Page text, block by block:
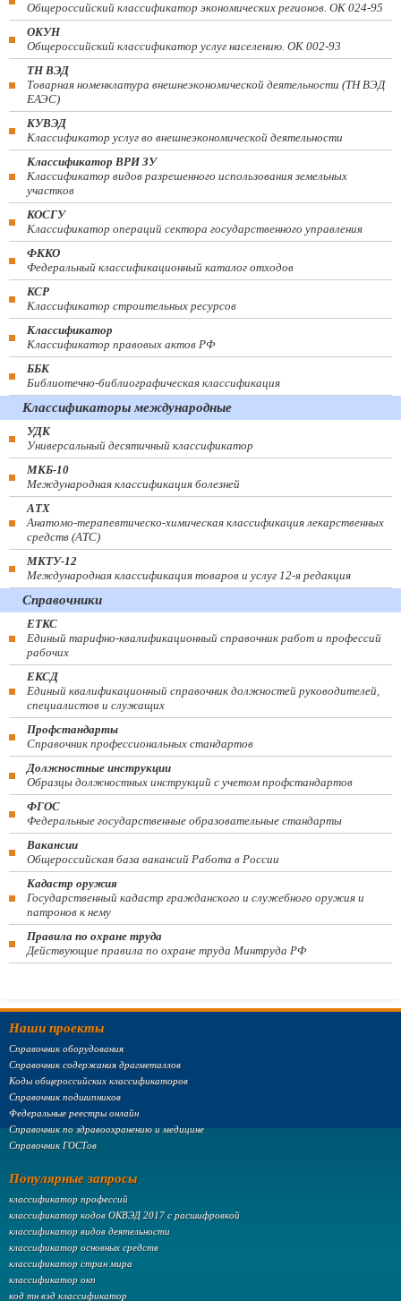
Общероссийский классификатор экономических регионов. ОК 024-95
ОКУН
Общероссийский классификатор услуг населению. ОК 002-93
ТН ВЭД
Товарная номенклатура внешнеэкономической деятельности (ТН ВЭД
ЕАЭС)
КУВЭД
Классификатор услуг во внешнеэкономической деятельности
Классификатор ВРИ ЗУ
Классификатор видов разрешенного использования земельных
участков
КОСГУ
Классификатор операций сектора государственного управления
ФККО
Федеральный классификационный каталог отходов
КСР
Классификатор строительных ресурсов
Классификатор
Классификатор правовых актов РФ
ББК
Библиотечно-библиографическая классификация
Классификаторы международные
УДК
Универсальный десятичный классификатор
МКБ-10
Международная классификация болезней
АТХ
Анатомо-терапевтическо-химическая классификация лекарственных
средств (ATC)
МКТУ-12
Международная классификация товаров и услуг 12-я редакция
Справочники
ЕТКС
Единый тарифно-квалификационный справочник работ и профессий
рабочих
ЕКСД
Единый квалификационный справочник должностей руководителей,
специалистов и служащих
Профстандарты
Справочник профессиональных стандартов
Должностные инструкции
Образцы должностных инструкций с учетом профстандартов
ФГОС
Федеральные государственные образовательные стандарты
Вакансии
Общероссийская база вакансий Работа в России
Кадастр оружия
Государственный кадастр гражданского и служебного оружия и
патронов к нему
Правила по охране труда
Действующие правила по охране труда Минтруда РФ
Наши проекты
Справочник оборудования
Справочник содержания драгметаллов
Коды общероссийских классификаторов
Справочник подшипников
Федеральные реестры онлайн
Справочник по здравоохранению и медицине
Справочник ГОСТов
Популярные запросы
классификатор профессий
классификатор кодов ОКВЭД 2017 с расшифровкой
классификатор видов деятельности
классификатор основных средств
классификатор стран мира
классификатор окп
код тн вэд классификатор